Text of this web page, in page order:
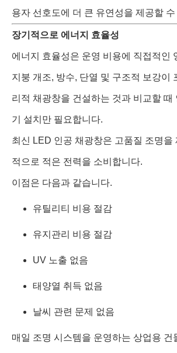
용자 선호도에 더 큰 유연성을 제공할
장기적으로 에너지 효율성
에너지 효율성은 운영 비용에 직접적인
지붕 개조, 방수, 단열 및 구조적 보강이
리적 채광창을 건설하는 것과 비교할 때
기 설치만 필요합니다.
최신 LED 인공 채광창은 고품질 조명을
적으로 적은 전력을 소비합니다.
이점은 다음과 같습니다.
유틸리티 비용 절감
유지관리 비용 절감
UV 노출 없음
태양열 취득 없음
날씨 관련 문제 없음
매일 조명 시스템을 운영하는 상업용 건